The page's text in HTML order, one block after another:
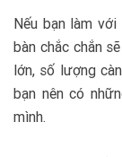
Nếu bạn làm
bàn chắc chắn
lớn, số lượng
bạn nên có
mình.